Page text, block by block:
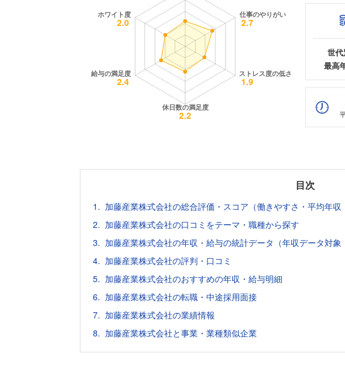
世
最高
目次
加藤産業株式会社の総合評価・スコア（働きやすさ・平均年収
加藤産業株式会社の口コミをテーマ・職種から探す
加藤産業株式会社の年収・給与の統計データ（年収データ対象
加藤産業株式会社の評判・口コミ
加藤産業株式会社のおすすめの年収・給与明細
加藤産業株式会社の転職・中途採用面接
加藤産業株式会社の業績情報
加藤産業株式会社と事業・業種類似企業